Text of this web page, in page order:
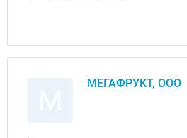
МЕГАФРУКТ, ООО